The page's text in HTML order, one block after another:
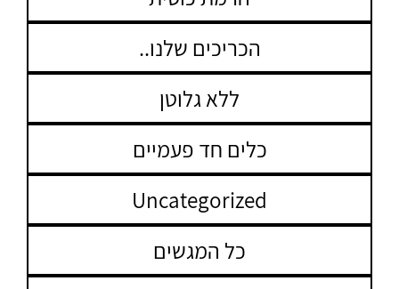
הכריכים שלנו..
ללא גלוטן
כלים חד פעמיים
Uncategorized
כל המגשים